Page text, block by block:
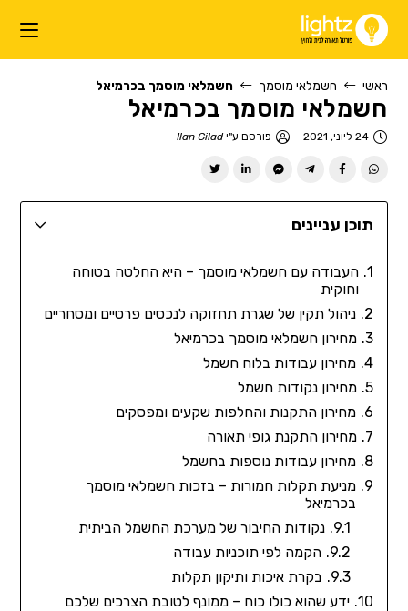
ראשי חשמלאי מוסמך חשמלאי מוסמך בכרמיאל
חשמלאי מוסמך בכרמיאל
24 ליוני, 2021 פורסם ע"יIlan Gilad
תוכן עניינים
העבודה עם חשמלאי מוסמך – היא החלטה בטוחה
וחוקית
ניהול תקין של שגרת תחזוקה לנכסים פרטיים ומסחריים
מחירון חשמלאי מוסמך בכרמיאל
מחירון עבודות בלוח חשמל
מחירון נקודות חשמל
מחירון התקנות והחלפות שקעים ומפסקים
מחירון התקנת גופי תאורה
מחירון עבודות נוספות בחשמל
מניעת תקלות חמורות – בזכות חשמלאי מוסמך
בכרמיאל
נקודות החיבור של מערכת החשמל הביתית
הקמה לפי תוכניות עבודה
בקרת איכות ותיקון תקלות
ידע שהוא כולו כוח – ממונף לטובת הצרכים שלכם